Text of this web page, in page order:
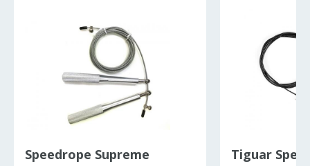
Speedrope Supreme
Tiguar